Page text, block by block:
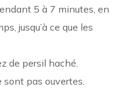
5 à 7 minutes, en
jusqu’à ce que les
de persil haché.
sont pas ouvertes.